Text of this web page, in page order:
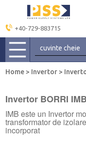
+40-729-883715
Home> Invertor>
Invertor BORRI
IMB este un Invertor
transformator de
incorporat